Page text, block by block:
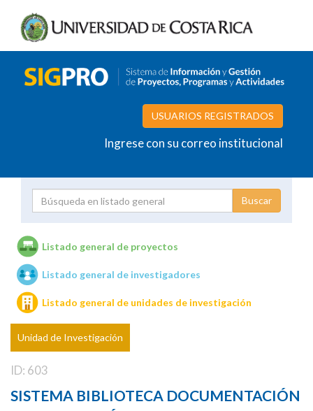
USUARIOS REGISTRADOS
Ingrese con su correo institucional
Unidades de investigación
Listado general de proyectos
Listado general de investigadores
Listado general de unidades de investigación
Unidad de Investigación
ID: 603
SISTEMA BIBLIOTECA DOCUMENTACIÓN